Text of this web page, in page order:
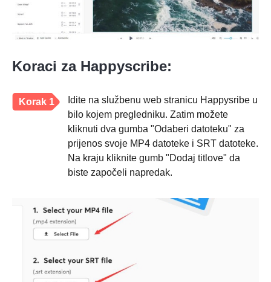
Koraci za Happyscribe:
Korak 1
Idite na službenu web stranicu Happysribe u
bilo kojem pregledniku. Zatim možete
kliknuti dva gumba "Odaberi datoteku" za
prijenos svoje MP4 datoteke i SRT datoteke.
Na kraju kliknite gumb "Dodaj titlove" da
biste započeli napredak.